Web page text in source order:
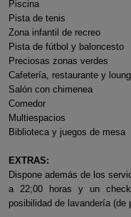
Piscina
Pista de tenis
Zona infantil de recreo
Pista de fútbol y baloncesto
Preciosas zonas verdes
Cafetería, restaurante y
Salón con chimenea
Comedor
Multiespacios
Biblioteca y juegos de mesa
EXTRAS:
Dispone además de los
a 22;00 horas y un
posibilidad de lavandería (de